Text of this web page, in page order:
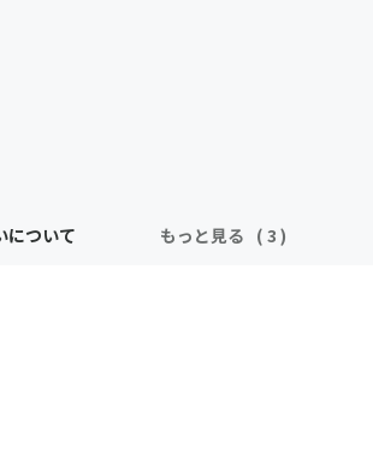
について もっと見る